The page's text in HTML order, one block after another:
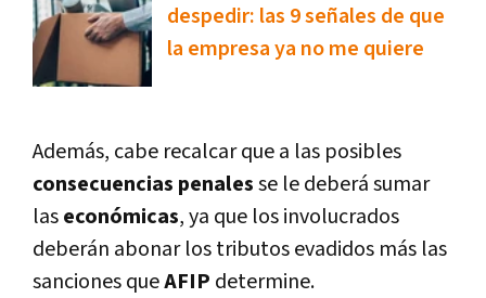
despedir: las 9 señales de que
la empresa ya no me quiere
Además, cabe recalcar que a las posibles
consecuencias penalesse le deberá sumar
laseconómicas, ya que los involucrados
deberán abonar los tributos evadidos más las
sanciones queAFIP determine.